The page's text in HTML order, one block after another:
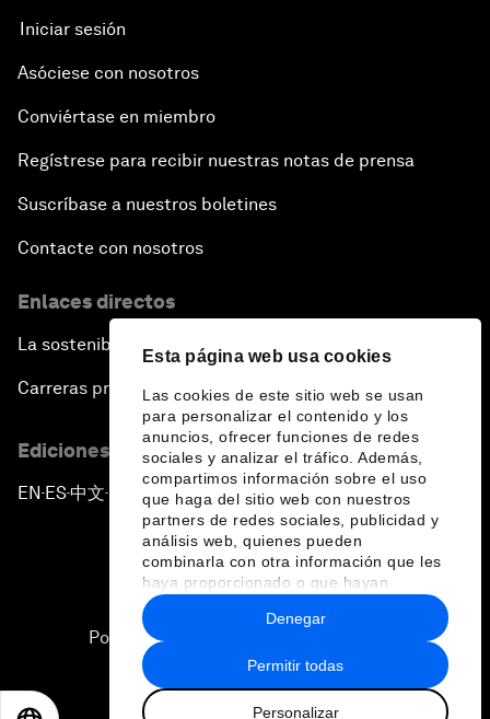
Esta página web usa cookies
Las cookies de este sitio web se usan
para personalizar el contenido y los
anuncios, ofrecer funciones de redes
sociales y analizar el tráfico. Además,
compartimos información sobre el uso
que haga del sitio web con nuestros
partners de redes sociales, publicidad y
análisis web, quienes pueden
combinarla con otra información que les
haya proporcionado o que hayan
recopilado a partir del uso que haya
hecho de sus servicios.
Permitir todas
Personalizar
Denegar
Iniciar sesión
Asóciese con nosotros
Conviértase en miembro
Regístrese para recibir nuestras notas de prensa
Suscríbase a nuestros boletines
Contacte con nosotros
Enlaces directos
La sostenibilidad en el Foro
Carreras profesionales
Ediciones en otros idiomas
EN ▪ES▪中文▪ 日本語
Política de privacidad y normas de uso
Sitemap